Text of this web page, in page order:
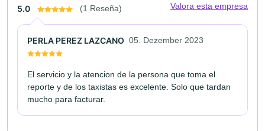
5.0 (1 Reseña) Valora esta empresa
PERLA PEREZ LAZCANO 05. Dezember 2023
El servicio y la atencion de la persona que toma el
reporte y de los taxistas es excelente. Solo que tardan
mucho para facturar.